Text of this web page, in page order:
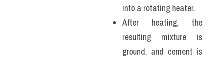
into a rotating heater.
After heating, the
resulting mixture is
ground, and cement is